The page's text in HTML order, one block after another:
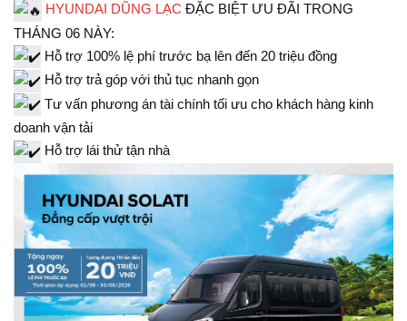
HYUNDAI DŨNG LẠC ĐẶC BIỆT ƯU ĐÃI TRONG
THÁNG 06 NÀY:
Hỗ trợ 100% lệ phí trước bạ lên đến 20 triệu đồng
Hỗ trợ trả góp với thủ tục nhanh gọn
Tư vấn phương án tài chính tối ưu cho khách hàng kinh
doanh vận tải
Hỗ trợ lái thử tận nhà